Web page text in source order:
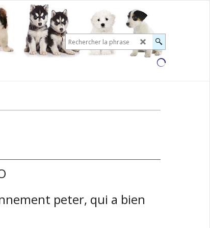
peter, qui a bien